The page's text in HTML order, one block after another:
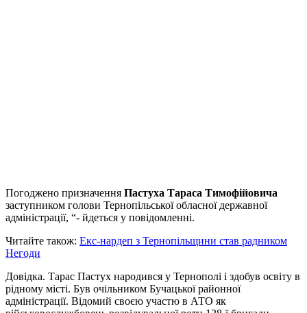
Погоджено призначення Пастуха Тараса Тимофійовича
заступником голови Тернопільської обласної державної
адміністрації, “- йдеться у повідомленні.
Читайте також: Екс-нардеп з Тернопільщини став радником
Негоди
Довідка. Тарас Пастух народився у Тернополі і здобув освіту в
рідному місті. Був очільником Бучацької районної
адміністрації. Відомий своєю участю в АТО як